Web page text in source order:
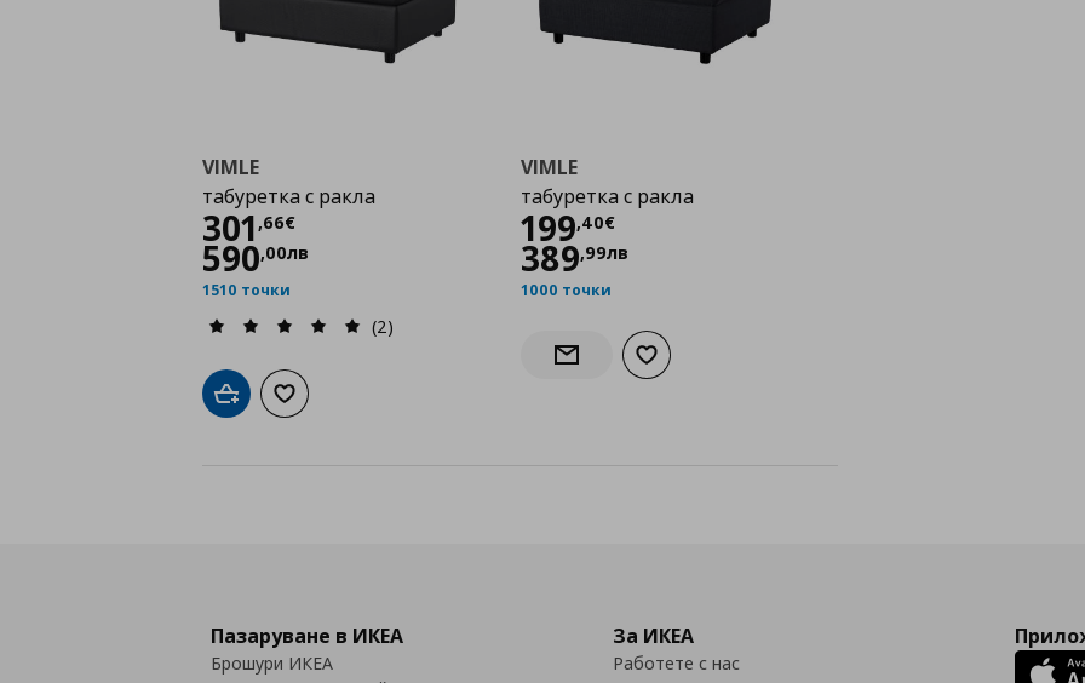
VIMLE
табуретка с ракла
301,66€
Цена
590,00лв
1510 точки
(2)
Добави в кошницата
Добави към списъка с любими
VIMLE
табуретка с ракла
199,40€
Цена
389,99лв
1000 точки
Информирай ме за наличност
Добави към списъка с любими
Пазаруване в ИКЕА
Брошури ИКЕА
За ИКЕА
Работете с нас